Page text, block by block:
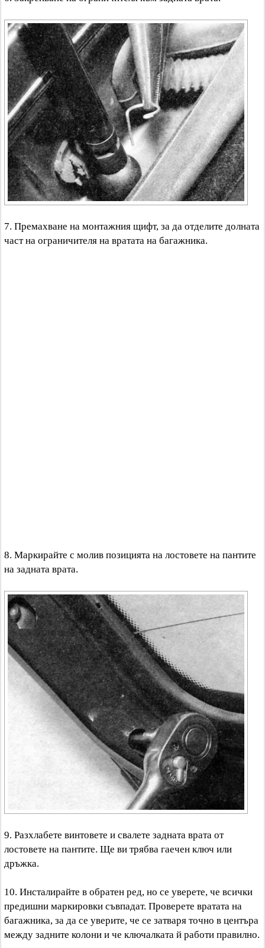
7. Премахване на монтажния щифт, за да отделите долната
част на ограничителя на вратата на багажника.
8. Маркирайте с молив позицията на лостовете на пантите
на задната врата.
9. Разхлабете винтовете и свалете задната врата от
лостовете на пантите. Ще ви трябва гаечен ключ или
дръжка.
10. Инсталирайте в обратен ред, но се уверете, че всички
предишни маркировки съвпадат. Проверете вратата на
багажника, за да се уверите, че се затваря точно в центъра
между задните колони и че ключалката й работи правилно.